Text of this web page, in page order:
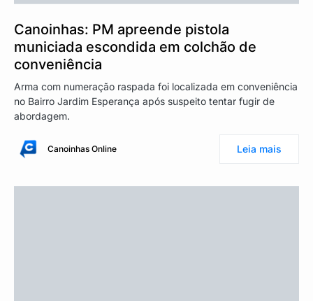
Canoinhas: PM apreende pistola
municiada escondida em colchão de
conveniência
Arma com numeração raspada foi localizada em conveniência
no Bairro Jardim Esperança após suspeito tentar fugir de
abordagem.
Canoinhas Online Leia mais